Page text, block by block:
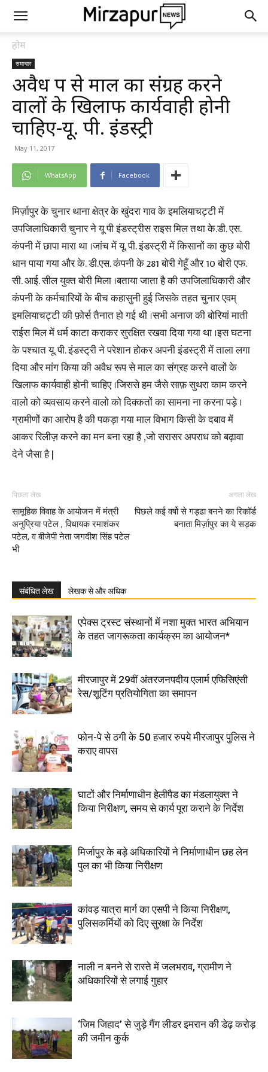
होम
समाचार
अवैध रूप से माल का संग्रह करने
वालों के खिलाफ कार्यवाही होनी
चाहिए-यू. पी. इंडस्ट्री
May 11, 2017
WhatsApp Facebook
मिर्ज़ापुर के चुनार थाना क्षेत्र के खुंदरा गाव के इमलियाचट्टी में
उपजिलाधिकारी चुनार ने यू पी इंडस्ट्रीस राइस मिल तथा के.डी. एस.
कंपनी में छापा मारा था ।जांच में यू. पी. इंडस्ट्री में किसानों का कुछ बोरी
धान पाया गया और के. डी.एस. कंपनी के 281 बोरी गेहूँ और 10 बोरी एफ.
सी. आई. सील युक्त बोरी मिला ।बताया जाता है की उपजिलाधिकारी और
कंपनी के कर्मचारियों के बीच कहासुनी हुई जिसके तहत चुनार एवम्
इमलियाचट्टी की फ़ोर्स तैनात हो गई थी ।सभी अनाज की बोरियां माती
राईस मिल में धर्म काटा कराकर सुरक्षित रखवा दिया गया था ।इस घटना
के पश्चात यू. पी. इंडस्ट्री ने परेशान होकर अपनी इंडस्ट्री में ताला लगा
दिया और मांग किया की अवैध रूप से माल का संग्रह करने वालों के
खिलाफ कार्यवाही होनी चाहिए ।जिससे हम जैसे साफ़ सुथरा काम करने
वालो को व्यवसाय करने वालो को दिक्कतों का सामना ना करना पड़े ।
ग्रामीणों का आरोप है की पकड़ा गया माल विभाग किसी के दबाव में
आकर रिलीज़ करने का मन बना रहा है ,जो सरासर अपराध को बढ़ावा
देने जैसा है |
पिछला लेख
सामूहिक विवाह के आयोजन में मंत्री
अनुप्रिया पटेल , विधायक रमाशंकर
पटेल, व बीजेपी नेता जगदीश सिंह पटेल
भी
अगला लेख
पिछले कई वर्षो से गड्ढा बनने का रिकॉर्ड
बनाता मिर्ज़ापुर का ये सड़क
संबंधित लेख लेखक से और अधिक
एपेक्स ट्रस्ट संस्थानों में नशा मुक्त भारत अभियान
के तहत जागरूकता कार्यक्रम का आयोजन*
मीरजापुर में 29वीं अंतरजनपदीय एलार्म एफिसिएंसी
रेस/शूटिंग प्रतियोगिता का समापन
फोन-पे से ठगी के 50 हजार रुपये मीरजापुर पुलिस ने
कराए वापस
घाटों और निर्माणाधीन हेलीपैड का मंडलायुक्त ने
किया निरीक्षण, समय से कार्य पूरा कराने के निर्देश
मिर्जापुर के बड़े अधिकारियों ने निर्माणाधीन छह लेन
पुल का भी किया निरीक्षण
कांवड़ यात्रा मार्ग का एसपी ने किया निरीक्षण,
पुलिसकर्मियों को दिए सुरक्षा के निर्देश
नाली न बनने से रास्ते में जलभराव, ग्रामीण ने
अधिकारियों से लगाई गुहार
‘जिम जिहाद’ से जुड़े गैंग लीडर इमरान की डेढ़ करोड़
की जमीन कुर्क